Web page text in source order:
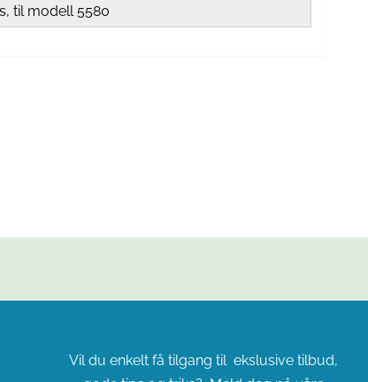
til modell 5580
Vil du enkelt få tilgang til ekslusive tilbud,